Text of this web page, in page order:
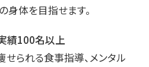
身体を目指せます。
績100名以上
せられる食事指導、メンタル